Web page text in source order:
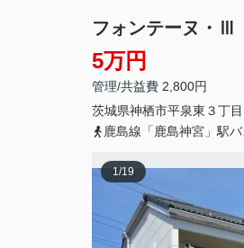
フォンテーヌ・Ⅲ
5万円
管理/共益費 2,800円
茨城県神栖市平泉東 ３丁
鹿島線「鹿島神宮」駅
1/19